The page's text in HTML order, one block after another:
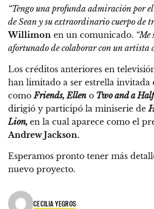
“Tengo una profunda admiración por
de Sean y su extraordinario cuerpo de
Willimon en un comunicado. “Me
afortunado de colaborar con un artista
Los créditos anteriores en
han limitado a ser estrella invitada
comoFriends, Ellen o Two and a
dirigió y participó la miniserie de
Lion, en la cual aparece como el
Andrew Jackson.
Esperamos pronto tener más
nuevo proyecto.
CECILIA YEGROS